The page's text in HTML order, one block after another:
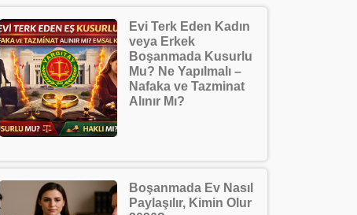
Evi Terk Eden Kadın
veya Erkek
Boşanmada Kusurlu
Mu? Ne Yapılmalı –
Nafaka ve Tazminat
Alınır Mı?
Boşanmada Ev Nasıl
Paylaşılır, Kimin Olur